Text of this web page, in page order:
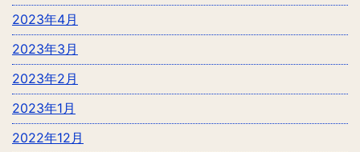
2023年4月
2023年3月
2023年2月
2023年1月
2022年12月